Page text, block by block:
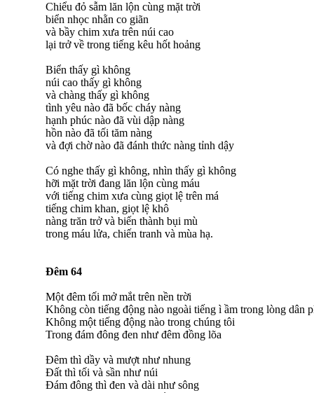
Chiểu đỏ sẫm lăn lộn cùng mặt trời
biển nhọc nhằn co giãn
và bầy chim xưa trên núi cao
lại trở về trong tiếng kêu hốt hoảng
Biển thấy gì không
núi cao thấy gì không
và chàng thấy gì không
tình yêu nào đã bốc cháy nàng
hạnh phúc nào đã vùi dập nàng
hồn nào đã tối tăm nàng
và đợi chờ nào đã đánh thức nàng tỉnh dậy
Có nghe thấy gì không, nhìn thấy gì không
hỡi mặt trời đang lăn lộn cùng máu
với tiếng chim xưa cùng giọt lệ trên má
tiếng chim khan, giọt lệ khô
nàng trăn trở và biến thành bụi mù
trong máu lửa, chiến tranh và mùa hạ.
Đêm 64
Một đêm tối mở mắt trên nền trời
Không còn tiếng động nào ngoài tiếng ì ầm trong lòng dân
Không một tiếng động nào trong chúng tôi
Trong đám đông đen như đêm đồng lõa
Đêm thì dầy và mượt như nhung
Đất thì tối và sần như núi
Đám đông thì đen và dài như sông